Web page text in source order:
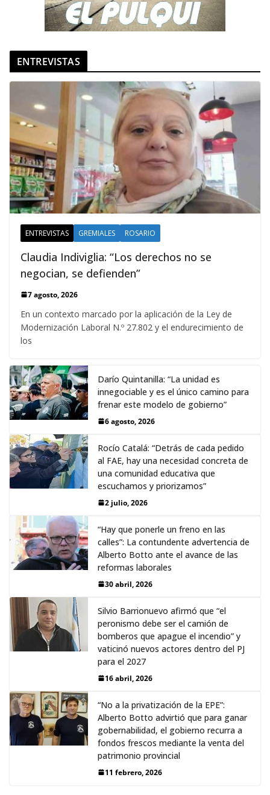
ENTREVISTAS
ENTREVISTAS GREMIALES ROSARIO
Claudia Indiviglia: “Los derechos no se
negocian, se defienden”
7 agosto, 2026
En un contexto marcado por la aplicación de la Ley de
Modernización Laboral N.º 27.802 y el endurecimiento de
los
Darío Quintanilla: “La unidad es
innegociable y es el único camino para
frenar este modelo de gobierno”
6 agosto, 2026
Rocío Catalá: “Detrás de cada pedido
al FAE, hay una necesidad concreta de
una comunidad educativa que
escuchamos y priorizamos”
2 julio, 2026
“Hay que ponerle un freno en las
calles”: La contundente advertencia de
Alberto Botto ante el avance de las
reformas laborales
30 abril, 2026
Silvio Barrionuevo afirmó que “el
peronismo debe ser el camión de
bomberos que apague el incendio” y
vaticinó nuevos actores dentro del PJ
para el 2027
16 abril, 2026
“No a la privatización de la EPE”:
Alberto Botto advirtió que para ganar
gobernabilidad, el gobierno recurra a
fondos frescos mediante la venta del
patrimonio provincial
11 febrero, 2026